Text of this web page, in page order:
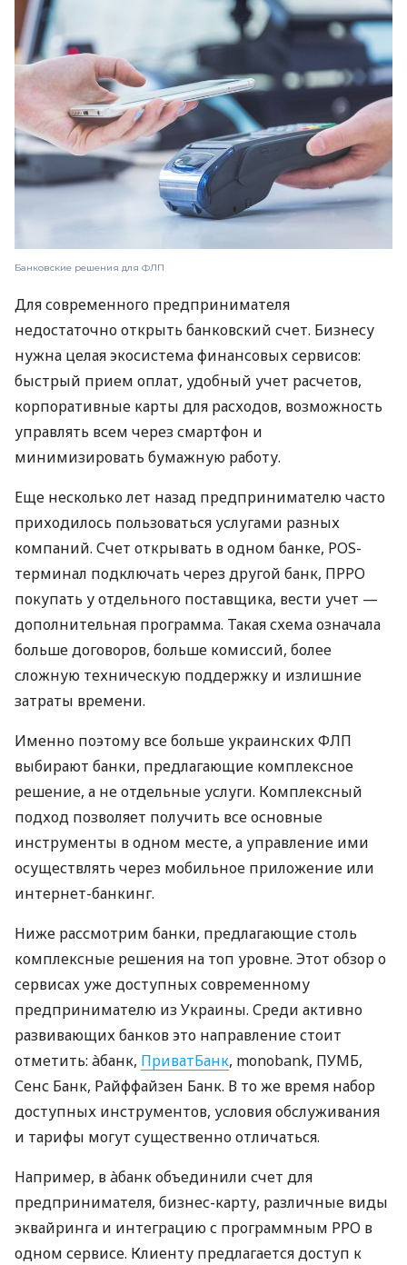
Банковские решения для ФЛП
Для современного предпринимателя
недостаточно открыть банковский счет. Бизнесу
нужна целая экосистема финансовых сервисов:
быстрый прием оплат, удобный учет расчетов,
корпоративные карты для расходов, возможность
управлять всем через смартфон и
минимизировать бумажную работу.
Еще несколько лет назад предпринимателю часто
приходилось пользоваться услугами разных
компаний. Счет открывать в одном банке, POS-
терминал подключать через другой банк, ПРРО
покупать у отдельного поставщика, вести учет —
дополнительная программа. Такая схема означала
больше договоров, больше комиссий, более
сложную техническую поддержку и излишние
затраты времени.
Именно поэтому все больше украинских ФЛП
выбирают банки, предлагающие комплексное
решение, а не отдельные услуги. Комплексный
подход позволяет получить все основные
инструменты в одном месте, а управление ими
осуществлять через мобильное приложение или
интернет-банкинг.
Ниже рассмотрим банки, предлагающие столь
комплексные решения на топ уровне. Этот обзор о
сервисах уже доступных современному
предпринимателю из Украины. Среди активно
развивающих банков это направление стоит
отметить: àбанк, ПриватБанк, monobank, ПУМБ,
Сенс Банк, Райффайзен Банк. В то же время набор
доступных инструментов, условия обслуживания
и тарифы могут существенно отличаться.
Например, в àбанк объединили счет для
предпринимателя, бизнес-карту, различные виды
эквайринга и интеграцию с программным РРО в
одном сервисе. Клиенту предлагается доступ к